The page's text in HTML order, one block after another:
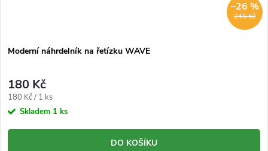
245 Kč
–26 %
Moderní náhrdelník na řetízku WAVE
180 Kč
Měrná
cena:
180 Kč / 1 ks
Skladem 1 ks
DO KOŠÍKU